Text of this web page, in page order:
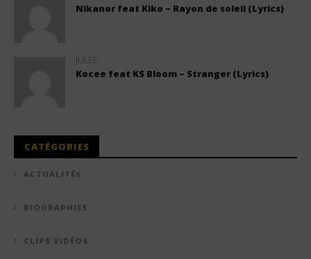
Nikanor feat Kiko – Rayon de soleil (Lyrics)
JULES
Kocee feat KS Bloom – Stranger (Lyrics)
CATÉGORIES
ACTUALITÉS
BIOGRAPHIES
CLIPS VIDÉOS